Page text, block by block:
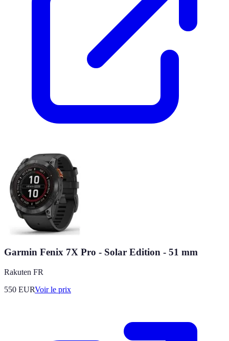
Garmin Fenix 7X Pro - Solar Edition - 51 mm
Rakuten FR
550 EURVoir le prix